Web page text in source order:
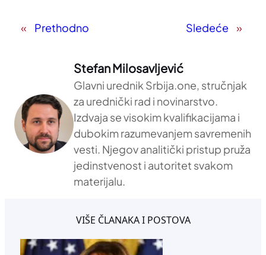
« Prethodno Sledeće »
Stefan Milosavljević
Glavni urednik Srbija.one, stručnjak
za urednički rad i novinarstvo.
Izdvaja se visokim kvalifikacijama i
dubokim razumevanjem savremenih
vesti. Njegov analitički pristup pruža
jedinstvenost i autoritet svakom
materijalu.
VIŠE ČLANAKA I POSTOVA